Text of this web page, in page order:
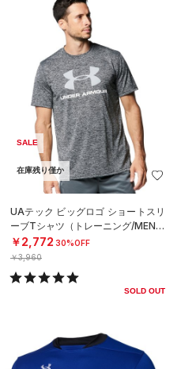
SALE
在庫残り僅か
UAテック ビッグロゴ ショートスリ
ーブTシャツ（トレーニング/MEN）
￥2,772 30%OFF
￥3,960
SOLD OUT